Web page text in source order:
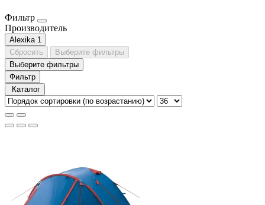
Фильтр
Производитель
Alexika 1
Сбросить
Выберите фильтры
Выберите фильтры
Фильтр
Каталог